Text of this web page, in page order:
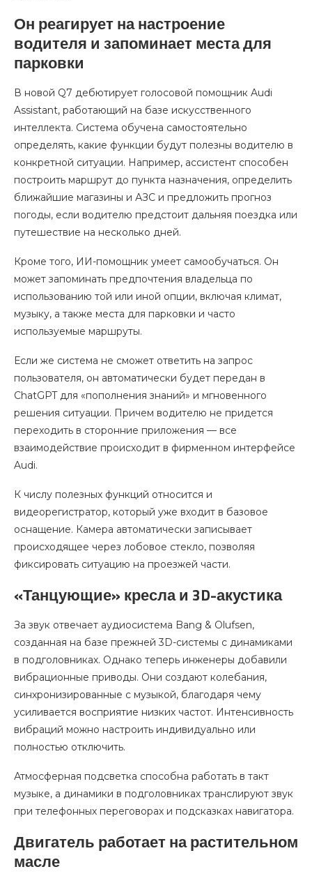
Он реагирует на настроение
водителя и запоминает места для
парковки
В новой Q7 дебютирует голосовой помощник Audi
Assistant, работающий на базе искусственного
интеллекта. Система обучена самостоятельно
определять, какие функции будут полезны водителю в
конкретной ситуации. Например, ассистент способен
построить маршрут до пункта назначения, определить
ближайшие магазины и АЗС и предложить прогноз
погоды, если водителю предстоит дальняя поездка или
путешествие на несколько дней.
Кроме того, ИИ-помощник умеет самообучаться. Он
может запоминать предпочтения владельца по
использованию той или иной опции, включая климат,
музыку, а также места для парковки и часто
используемые маршруты.
Если же система не сможет ответить на запрос
пользователя, он автоматически будет передан в
ChatGPT для «пополнения знаний» и мгновенного
решения ситуации. Причем водителю не придется
переходить в сторонние приложения — все
взаимодействие происходит в фирменном интерфейсе
Audi.
К числу полезных функций относится и
видеорегистратор, который уже входит в базовое
оснащение. Камера автоматически записывает
происходящее через лобовое стекло, позволяя
фиксировать ситуацию на проезжей части.
«Танцующие» кресла и 3D-акустика
За звук отвечает аудиосистема Bang & Olufsen,
созданная на базе прежней 3D-системы с динамиками
в подголовниках. Однако теперь инженеры добавили
вибрационные приводы. Они создают колебания,
синхронизированные с музыкой, благодаря чему
усиливается восприятие низких частот. Интенсивность
вибраций можно настроить индивидуально или
полностью отключить.
Атмосферная подсветка способна работать в такт
музыке, а динамики в подголовниках транслируют звук
при телефонных переговорах и подсказках навигатора.
Двигатель работает на растительном
масле